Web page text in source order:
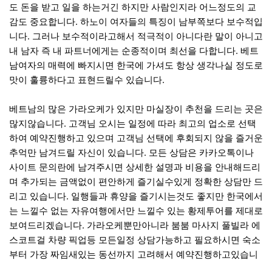
도 돈을 받고 일을 하는거긴 하지만 사람인지라 어느정도의 교
감도 중요합니다. 하노이 여자들의 특징이 남부쪽보다 보수적입
니다. 그러나 보수적이라고해서 적극적이 아니다란 말이 아니고
내 남자 즉 내 파트너에게는 순종적이며 최선을 다합니다. 베트
남여자의 매력에 빠지시면 한국에 가셔도 항상 생각나실 정도로
맛이 훌륭하다고 표현드릴수 있습니다.
베트남의 많은 가라오케가 있지만 마실장이 추천을 드리는 곳은
많지않습니다. 고객님 오시는 일정에 따라 최고의 업소로 선택
하여 예약진행하고 있으며 고객님 선택에 후회되지 않을 즐거운
추억만 남겨드릴 자신이 있습니다. 모든 상담은 카카오톡이나
사이트 문의란에 남겨주시면 상세한 설명과 비용을 안내해드리
며 추가되는 금액없이 편안하게 즐기실수있게 정확한 상담만 드
리고 있습니다. 일행들과 휴양을 즐기시는것도 좋지만 한국에서
는 느낄수 없는 자유여행에서만 느낄수 있는 황제투어를 제대로
보여드리겠습니다. 가라오케뿐만아니라 붐붐 마사지 풀빌라 에
스코트걸 차량 픽업등 모든일정 상담가능하고 필요하시면 숙소
부터 가장 짜임새있는 동선까지 고려해서 예약진행하고있습니